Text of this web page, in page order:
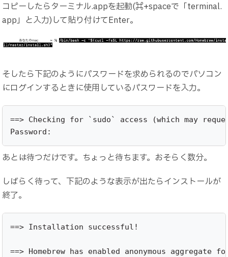
コピーしたらターミナル.appを起動(⌘+spaceで「terminal.
app」と入力)して貼り付けてEnter。
そしたら下記のようにパスワードを求められるのでパソコン
にログインするときに使用しているパスワードを入力。
==> Checking for `sudo` access (which may
Password:
あとは待つだけです。ちょっと待ちます。おそらく数分。
しばらく待って、下記のような表示が出たらインストールが
終了。
==> Installation successful!
==> Homebrew has enabled anonymous